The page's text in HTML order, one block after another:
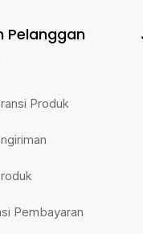
Pelanggan
Produk
Pembayaran